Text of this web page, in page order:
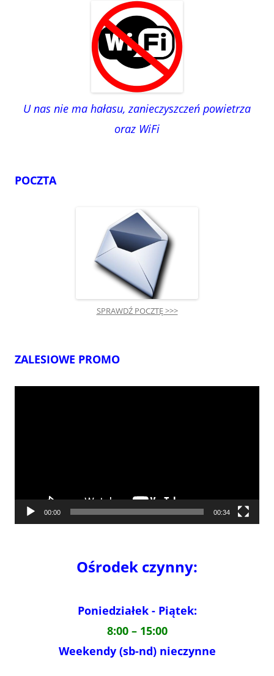
U nas nie ma hałasu, zanieczyszczeń powietrza
oraz WiFi
POCZTA
SPRAWDŹ POCZTĘ >>>
ZALESIOWE PROMO
Odtwarzacz
00:00 00:34
Ośrodek czynny:
Poniedziałek - Piątek:
8:00 – 15:00
Weekendy (sb-nd) nieczynne